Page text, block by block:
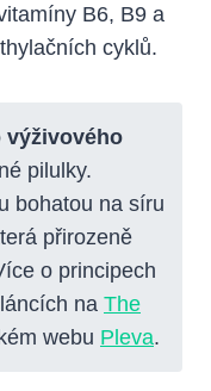
B6, B9 a
cyklů.
výživového
pilulky.
bohatou na síru
přirozeně
o principech
na The
webu Pleva.